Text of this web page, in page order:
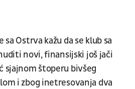
Ostrva kažu da se klub sa
novi, finansijski još jači
sjajnom štoperu bivšeg
i zbog inetresovanja dva